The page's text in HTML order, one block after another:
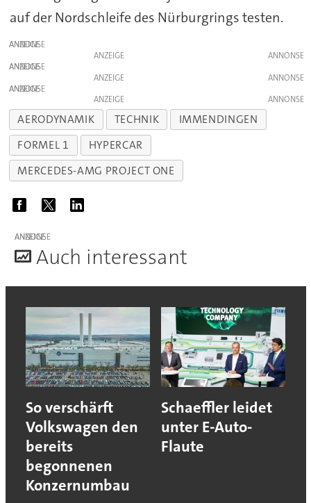
auf der Nordschleife des Nürburgrings testen.
ANZEIGE
ANZEIGE
ANZEIGE
ANZEIGE
ANZEIGE
ANZEIGE
AERODYNAMIK TECHNIK
IMMENDINGEN
FORMEL 1
HYPERCAR
MERCEDES-AMG PROJECT ONE
ANZEIGE
Auch interessant
So verschärft
Volkswagen den
bereits
begonnenen
Konzernumbau
Schaeffler leidet
unter E-Auto-
Flaute